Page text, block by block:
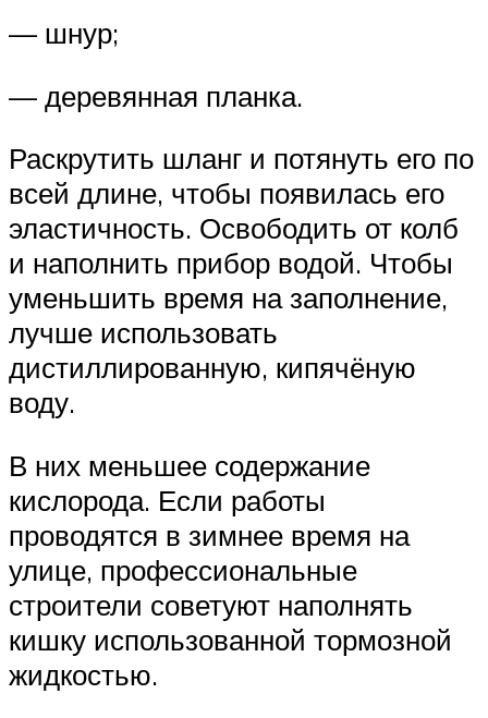
— шнур;
— деревянная планка.
Раскрутить шланг и потянуть его по
всей длине, чтобы появилась его
эластичность. Освободить от колб
и наполнить прибор водой. Чтобы
уменьшить время на заполнение,
лучше использовать
дистиллированную, кипячёную
воду.
В них меньшее содержание
кислорода. Если работы
проводятся в зимнее время на
улице, профессиональные
строители советуют наполнять
кишку использованной тормозной
жидкостью.